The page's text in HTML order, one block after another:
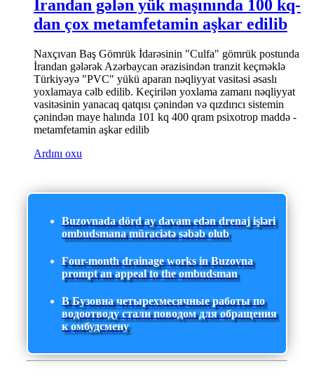
İrandan gələn yük maşınında 100 kq-
dan çox metamfetamin aşkar edilib
Naxçıvan Baş Gömrük İdarəsinin "Culfa" gömrük postunda
İrandan gələrək Azərbaycan ərazisindən tranzit keçməklə
Türkiyəyə "PVC" yükü aparan nəqliyyat vasitəsi əsaslı
yoxlamaya cəlb edilib. Keçirilən yoxlama zamanı nəqliyyat
vasitəsinin yanacaq qatqısı çənindən və qızdırıcı sistemin
çənindən maye halında 101 kq 400 qram psixotrop maddə -
metamfetamin aşkar edilib
Ardını oxu
Buzovnada dörd ay davam edən drenaj işləri
ombudsmana müraciətə səbəb olub
Four-month drainage works in Buzovna
prompt an appeal to the ombudsman
В Бузовна четырехмесячные работы по
водоотводу стали поводом для обращения
к омбудсмену